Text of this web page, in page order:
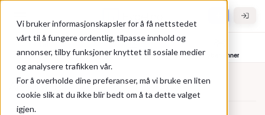
Vi bruker informasjonskapsler for å få nettstedet
vårt til å fungere ordentlig, tilpasse innhold og
annonser, tilby funksjoner knyttet til sosiale medier
og analysere trafikken vår.
For å overholde dine preferanser, må vi bruke en liten
cookie slik at du ikke blir bedt om å ta dette valget
igjen.
Bolig til leie Leietakere Hybelvenner
Annonser